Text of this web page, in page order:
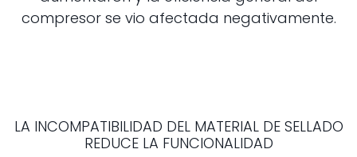
compresor se vio afectada negativamente.
LA INCOMPATIBILIDAD DEL MATERIAL DE SELLADO
REDUCE LA FUNCIONALIDAD